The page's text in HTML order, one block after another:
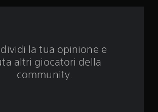
e
la tua opinione e
altri giocatori della
community.